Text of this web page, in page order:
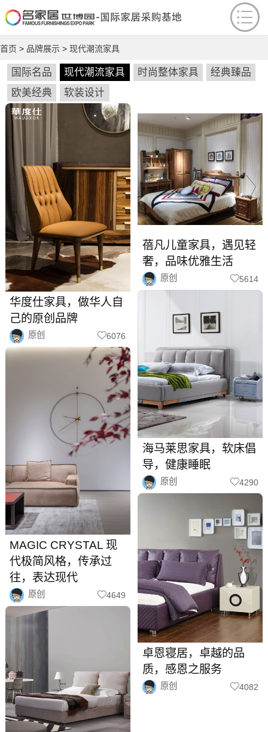
首页 > 品牌展示 > 现代潮流家具
国际名品 现代潮流家具 时尚整体家具
经典臻品
欧美经典
软装设计
华度仕家具，做华人自
己的原创品牌
原创 6076
MAGIC CRYSTAL 现
代极简风格，传承过
往，表达现代
原创 4649
蓓凡儿童家具，遇见轻
奢，品味优雅生活
原创 5614
海马莱思家具，软床倡
导，健康睡眠
原创 4290
卓恩寝居，卓越的品
质，感恩之服务
原创 4082